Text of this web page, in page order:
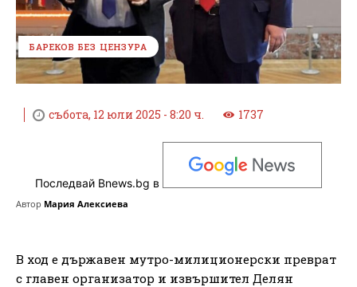
БАРЕКОВ БЕЗ ЦЕНЗУРА
събота, 12 юли 2025 - 8:20 ч. 1737
Последвай Bnews.bg в
Автор Мария Алексиева
В ход е държавен мутро-милиционерски преврат
с главен организатор и извършител Делян